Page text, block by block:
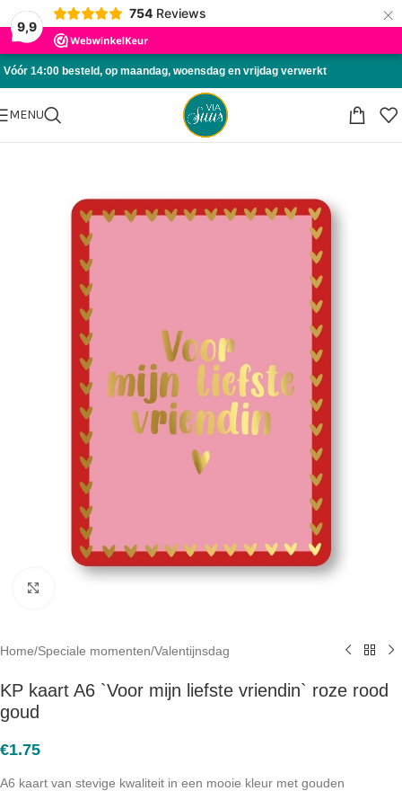
9,9
754 Reviews ×
Skip to navigation
Skip to main content
Vóór 14:00 besteld, op maandag, woensdag en vrijdag verwerkt
MENU
Home/Speciale momenten/Valentijnsdag
KP kaart A6 `Voor mijn liefste vriendin` roze rood
goud
€1.75
A6 kaart van stevige kwaliteit in een mooie kleur met gouden